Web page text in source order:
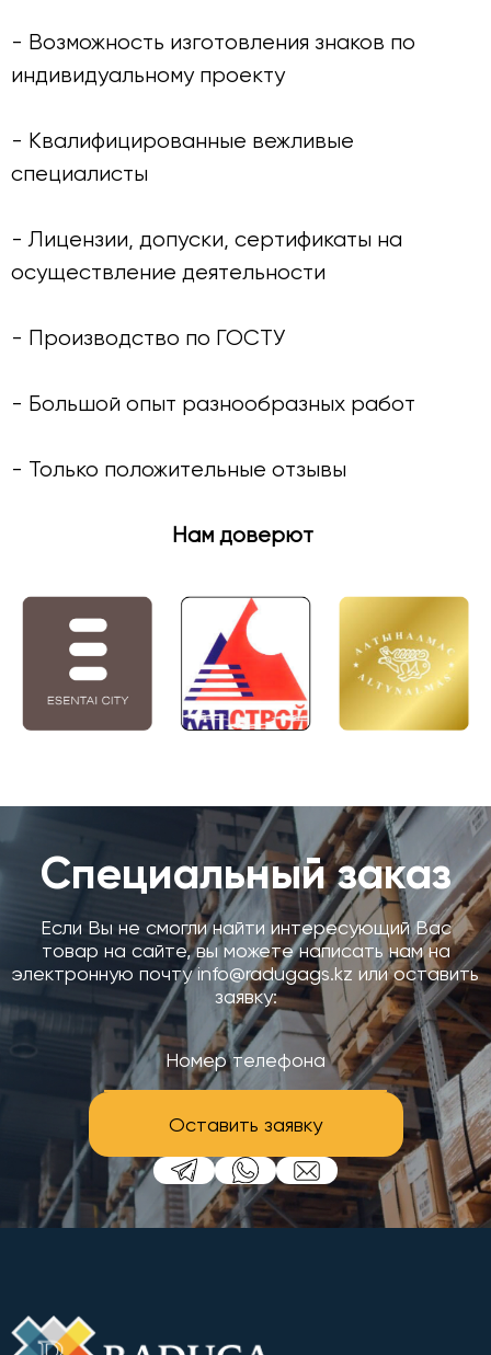
- Возможность изготовления знаков по
индивидуальному проекту
- Квалифицированные вежливые
специалисты
- Лицензии, допуски, сертификаты на
осуществление деятельности
- Производство по ГОСТУ
- Большой опыт разнообразных работ
- Только положительные отзывы
Нам доверют
Специальный заказ
Если Вы не смогли найти интересующий Вас
товар на сайте, вы можете написать нам на
электронную почту info@radugags.kz или оставить
заявку:
Оставить заявку